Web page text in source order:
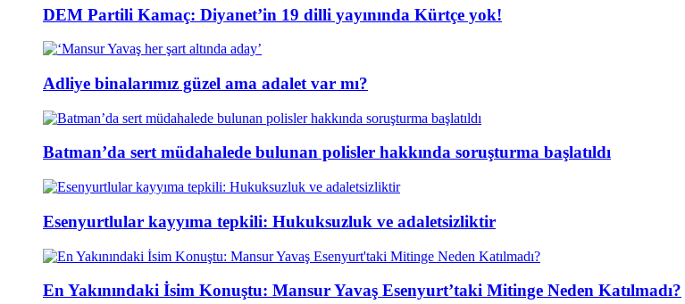
DEM Partili Kamaç: Diyanet’in 19 dilli yayınında Kürtçe yok!
Adliye binalarımız güzel ama adalet var mı?
Batman’da sert müdahalede bulunan polisler hakkında soruşturma başlatıldı
Esenyurtlular kayyıma tepkili: Hukuksuzluk ve adaletsizliktir
En Yakınındaki İsim Konuştu: Mansur Yavaş Esenyurt’taki Mitinge Neden Katılmadı?